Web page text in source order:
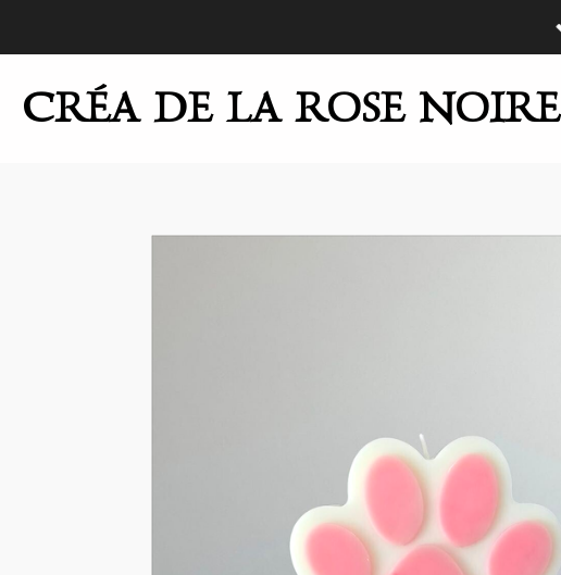
au
contenu
principal
CRÉA DE LA ROSE NOIRE